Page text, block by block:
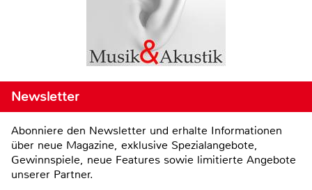
Newsletter
Abonniere den Newsletter und erhalte Informationen
über neue Magazine, exklusive Spezialangebote,
Gewinnspiele, neue Features sowie limitierte Angebote
unserer Partner.